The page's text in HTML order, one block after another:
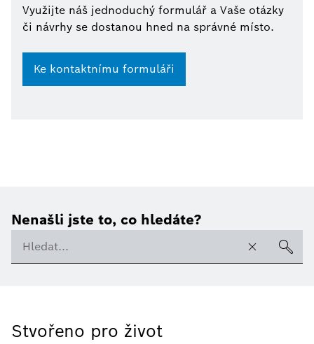
Využijte náš jednoduchý formulář a Vaše otázky
či návrhy se dostanou hned na správné místo.
Ke kontaktnímu formuláři
Nenašli jste to, co hledáte?
Stvořeno pro život